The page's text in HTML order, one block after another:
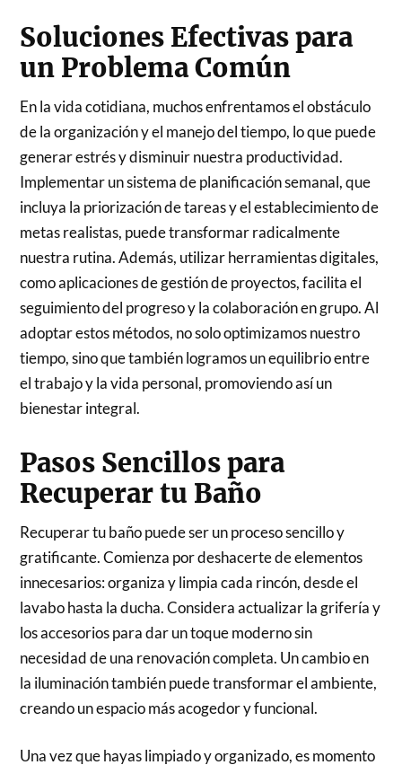
Soluciones Efectivas para
un Problema Común
En la vida cotidiana, muchos enfrentamos el obstáculo
de la organización y el manejo del tiempo, lo que puede
generar estrés y disminuir nuestra productividad.
Implementar un sistema de planificación semanal, que
incluya la priorización de tareas y el establecimiento de
metas realistas, puede transformar radicalmente
nuestra rutina. Además, utilizar herramientas digitales,
como aplicaciones de gestión de proyectos, facilita el
seguimiento del progreso y la colaboración en grupo. Al
adoptar estos métodos, no solo optimizamos nuestro
tiempo, sino que también logramos un equilibrio entre
el trabajo y la vida personal, promoviendo así un
bienestar integral.
Pasos Sencillos para
Recuperar tu Baño
Recuperar tu baño puede ser un proceso sencillo y
gratificante. Comienza por deshacerte de elementos
innecesarios: organiza y limpia cada rincón, desde el
lavabo hasta la ducha. Considera actualizar la grifería y
los accesorios para dar un toque moderno sin
necesidad de una renovación completa. Un cambio en
la iluminación también puede transformar el ambiente,
creando un espacio más acogedor y funcional.
Una vez que hayas limpiado y organizado, es momento